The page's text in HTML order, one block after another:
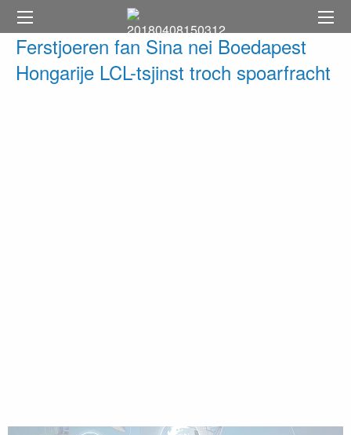
Ferstjoeren fan Sina nei Boedapest
Hongarije LCL-tsjinst troch spoarfracht